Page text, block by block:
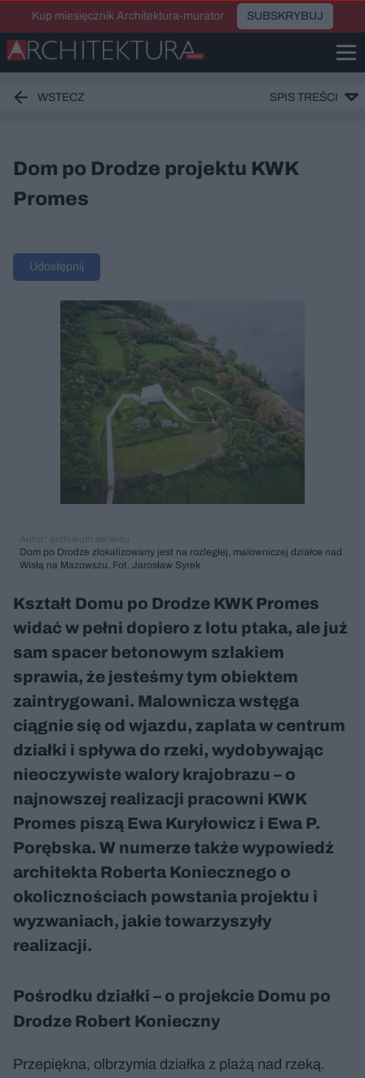
Kup miesięcznik Architektura-murator SUBSKRYBUJ
WSTECZ SPIS TREŚCI
Dom po Drodze projektu KWK
Promes
Udostępnij
Autor: archiwum serwisu
Dom po Drodze zlokalizowany jest na rozległej, malowniczej działce nad
Wisłą na Mazowszu. Fot. Jarosław Syrek
Kształt Domu po Drodze KWK Promes
widać w pełni dopiero z lotu ptaka, ale już
sam spacer betonowym szlakiem
sprawia, że jesteśmy tym obiektem
zaintrygowani. Malownicza wstęga
ciągnie się od wjazdu, zaplata w centrum
działki i spływa do rzeki, wydobywając
nieoczywiste walory krajobrazu – o
najnowszej realizacji pracowni KWK
Promes piszą Ewa Kuryłowicz i Ewa P.
Porębska. W numerze także wypowiedź
architekta Roberta Koniecznego o
okolicznościach powstania projektu i
wyzwaniach, jakie towarzyszyły
realizacji.
Pośrodku działki – o projekcie Domu po
Drodze Robert Konieczny
Przepiękna, olbrzymia działka z plażą nad rzeką.